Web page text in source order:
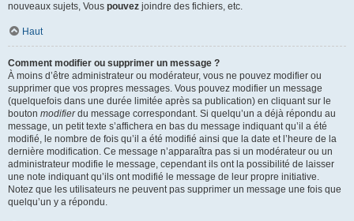
nouveaux sujets, Vous pouvez joindre des fichiers, etc.
Haut
Comment modifier ou supprimer un message ?
À moins d’être administrateur ou modérateur, vous ne pouvez modifier ou
supprimer que vos propres messages. Vous pouvez modifier un message
(quelquefois dans une durée limitée après sa publication) en cliquant sur le
bouton modifierdu message correspondant. Si quelqu’un a déjà répondu au
message, un petit texte s’affichera en bas du message indiquant qu’il a été
modifié, le nombre de fois qu’il a été modifié ainsi que la date et l’heure de la
dernière modification. Ce message n’apparaîtra pas si un modérateur ou un
administrateur modifie le message, cependant ils ont la possibilité de laisser
une note indiquant qu’ils ont modifié le message de leur propre initiative.
Notez que les utilisateurs ne peuvent pas supprimer un message une fois que
quelqu’un y a répondu.